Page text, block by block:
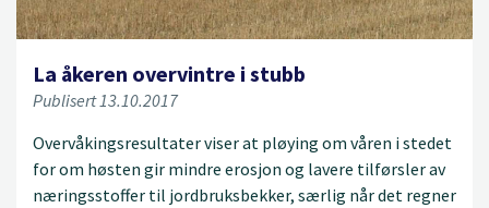
La åkeren overvintre i stubb
Publisert 13.10.2017
Overvåkingsresultater viser at pløying om våren i stedet
for om høsten gir mindre erosjon og lavere tilførsler av
næringsstoffer til jordbruksbekker, særlig når det regner